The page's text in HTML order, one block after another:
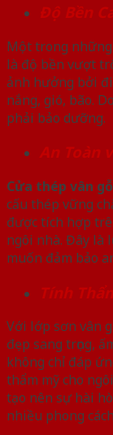
Độ Bền
Một trong
là độ bền vượt
ảnh hưởng bởi
nắng, gió, bão.
phải bảo dưỡng.
An Toàn
Cửa thép vân gỗ
cấu thép vững
được tích hợp
ngôi nhà. Đây là
muốn đảm bảo
Tính
Với lớp sơn vân
đẹp sang trọng,
không chỉ đáp
thẩm mỹ cho
tạo nên sự hài
nhiều phong